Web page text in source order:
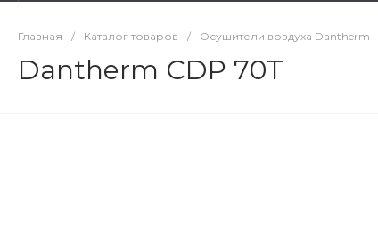
Главная / Каталог товаров / Осушители воздуха Dantherm
Dantherm CDP 70T